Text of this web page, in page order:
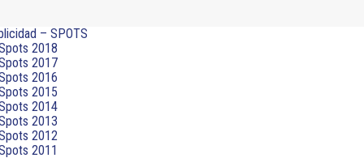
– SPOTS
2018
2017
2016
2015
2014
2013
2012
2011